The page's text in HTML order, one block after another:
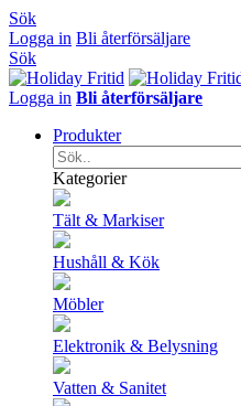
Sök
Logga in Bli återförsäljare
Sök
Logga in Bli återförsäljare
Produkter
Kategorier
Tält & Markiser
Hushåll & Kök
Möbler
Elektronik & Belysning
Vatten & Sanitet